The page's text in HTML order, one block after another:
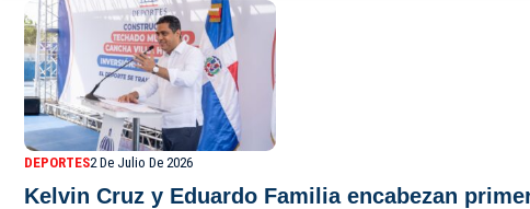
DEPORTES2 De Julio De 2026
Kelvin Cruz y Eduardo Familia encabezan